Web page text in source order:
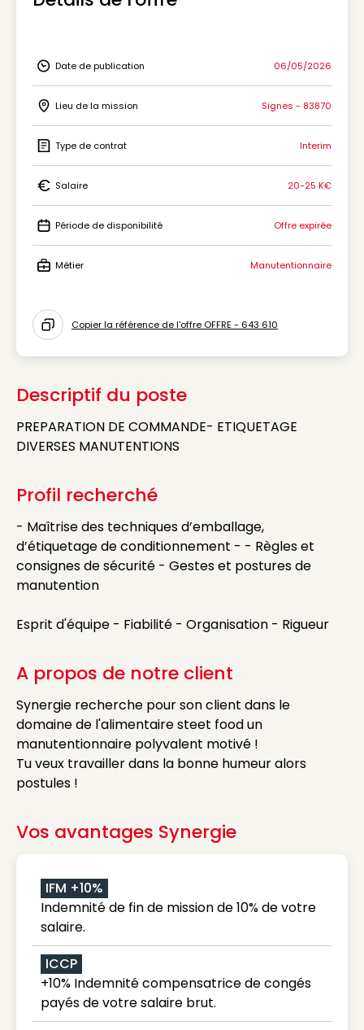
Icon Date de publication
Date de publication 06/05/2026
Icon Lieu de la mission
Lieu de la mission Signes - 83870
Icon Type de contrat
Type de contrat Interim
Icon Salaire
Salaire 20-25 K€
Icon Période de disponibilité
Période de disponibilité Offre expirée
Métier Manutentionnaire
Icon copy to clipboard
Copier la référence de l'offre OFFRE - 643 610
Descriptif du poste
PREPARATION DE COMMANDE- ETIQUETAGE
DIVERSES MANUTENTIONS
Profil recherché
- Maîtrise des techniques d’emballage,
d’étiquetage de conditionnement - - Règles et
consignes de sécurité - Gestes et postures de
manutention
Esprit d'équipe - Fiabilité - Organisation - Rigueur
A propos de notre client
Synergie recherche pour son client dans le
domaine de l'alimentaire steet food un
manutentionnaire polyvalent motivé !
Tu veux travailler dans la bonne humeur alors
postules !
Vos avantages Synergie
IFM +10%
Indemnité de fin de mission de 10% de votre
salaire.
ICCP
+10% Indemnité compensatrice de congés
payés de votre salaire brut.